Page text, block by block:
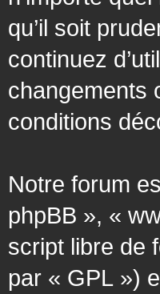
qu’il soit
continuez
changements
conditions
Notre forum
phpBB », «
script libre de
par « GPL »)